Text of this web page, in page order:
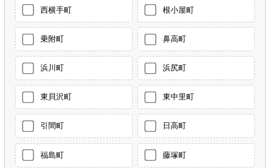
西横手町 根小屋町
乗附町 鼻高町
浜川町 浜尻町
東貝沢町 東中里町
引間町 日高町
福島町 藤塚町